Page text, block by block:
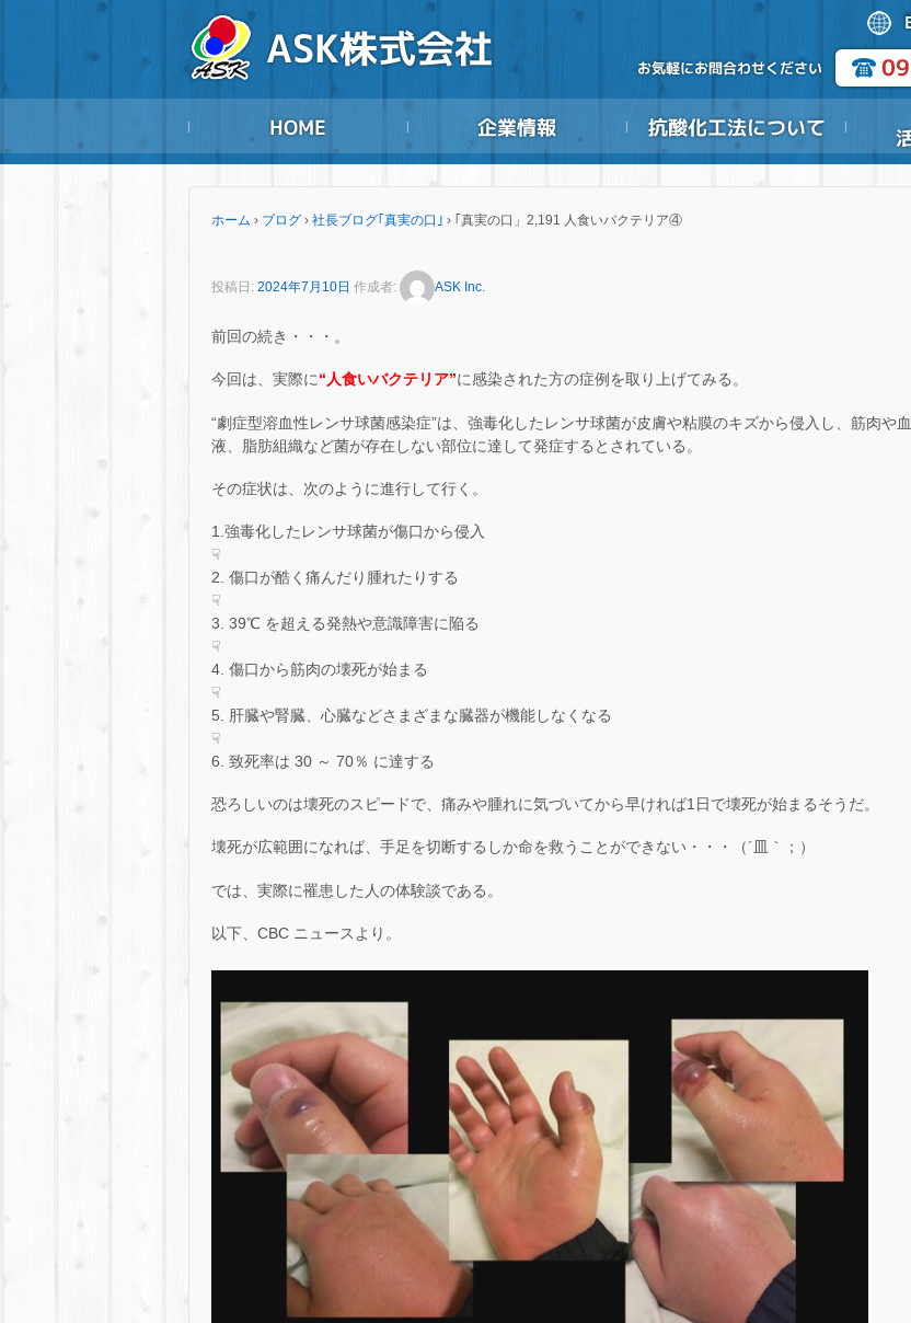
ホーム › ブログ › 社長ブログ｢真実の口｣ › ｢真実の口」2,191 人食いバクテリア④
投稿日: 2024年7月10日 作成者: ASK Inc.
前回の続き・・・。
今回は、実際に“人食いバクテリア”に感染された方の症例を取り上げてみる。
“劇症型溶血性レンサ球菌感染症”は、強毒化したレンサ球菌が皮膚や粘膜のキズから侵入し、筋肉や血
液、脂肪組織など菌が存在しない部位に達して発症するとされている。
その症状は、次のように進行して行く。
1.強毒化したレンサ球菌が傷口から侵入
☟
2. 傷口が酷く痛んだり腫れたりする
☟
3. 39℃ を超える発熱や意識障害に陥る
☟
4. 傷口から筋肉の壊死が始まる
☟
5. 肝臓や腎臓、心臓などさまざまな臓器が機能しなくなる
☟
6. 致死率は 30 ～ 70％ に達する
恐ろしいのは壊死のスピードで、痛みや腫れに気づいてから早ければ1日で壊死が始まるそうだ。
壊死が広範囲になれば、手足を切断するしか命を救うことができない・・・（´皿｀；）
では、実際に罹患した人の体験談である。
以下、CBC ニュースより。